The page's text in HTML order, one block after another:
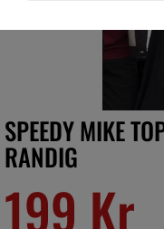
SPEEDY MIKE
RANDIG
199 Kr